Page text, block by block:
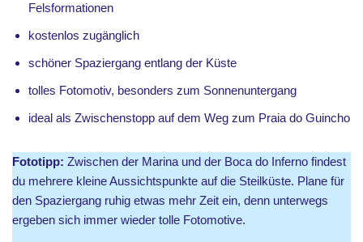
Felsformationen
kostenlos zugänglich
schöner Spaziergang entlang der Küste
tolles Fotomotiv, besonders zum Sonnenuntergang
ideal als Zwischenstopp auf dem Weg zum Praia do Guincho
Fototipp: Zwischen der Marina und der Boca do Inferno findest
du mehrere kleine Aussichtspunkte auf die Steilküste. Plane für
den Spaziergang ruhig etwas mehr Zeit ein, denn unterwegs
ergeben sich immer wieder tolle Fotomotive.